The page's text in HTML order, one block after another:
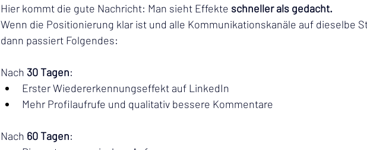
Hier kommt die gute Nachricht: Man sieht Effekte schneller als gedacht.
Wenn die Positionierung klar ist und alle Kommunikationskanäle auf dieselbe
dann passiert Folgendes:
Nach 30 Tagen:
Erster Wiedererkennungseffekt auf LinkedIn
Mehr Profilaufrufe und qualitativ bessere Kommentare
Nach 60 Tagen: